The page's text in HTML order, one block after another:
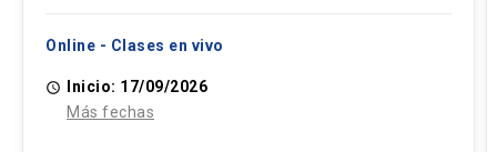
Online - Clases en vivo
access_time
Inicio: 17/09/2026
Más fechas